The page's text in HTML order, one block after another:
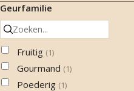
Sandelhout
Vanille
Geurfamilie
Fruitig (1)
Gourmand (1)
Poederig (1)